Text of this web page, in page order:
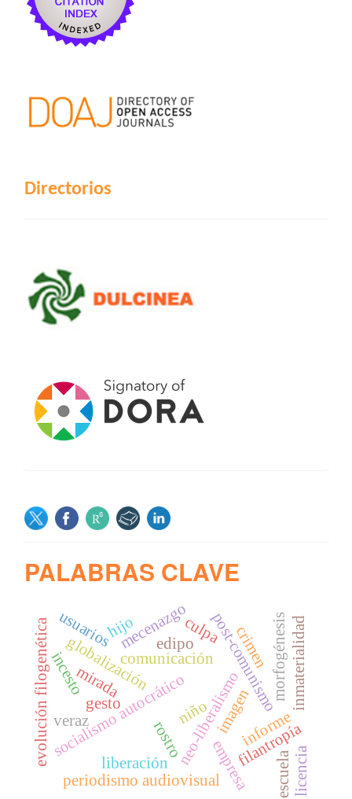
Directorios
SOCIAL
PALABRAS CLAVE
socialismo autocrático post-comunismo
neo-liberalismo
globalización
evolución filogenética morfogénesisinmaterialidad
liberación
comunicación
empresa
mecenazgo
filantropía
imagen
gesto
rostro
mirada
periodismo audiovisual
usuarios
informe
licencia
edipo
hijo
incesto
crimen
culpa
veraz niño
escuela